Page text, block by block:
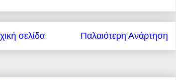
Παλαιότερη Ανάρτηση
σελίδα